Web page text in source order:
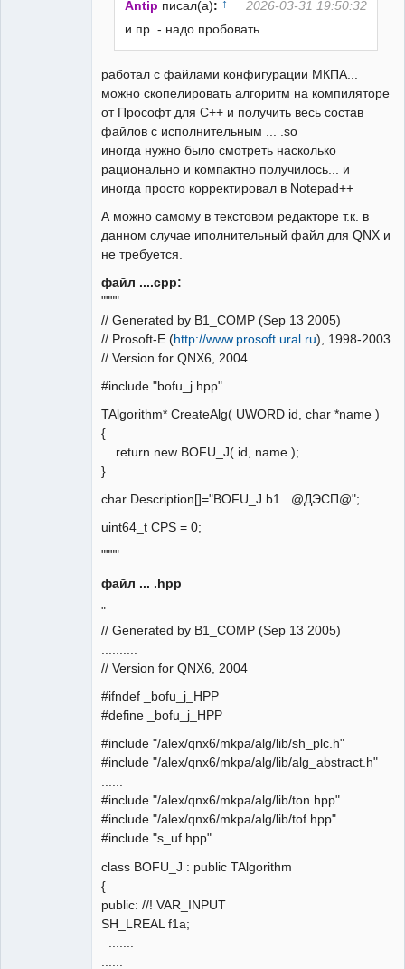
Antip писал(а): ↑
2026-03-31 19:50:32
и пр. - надо пробовать.
работал с файлами конфигурации МКПА...
можно скопелировать алгоритм на компиляторе
от Прософт для С++ и получить весь состав
файлов с исполнительным ... .so
иногда нужно было смотреть насколько
рационально и компактно получилось... и
иногда просто корректировал в Notepad++
А можно самому в текстовом редакторе т.к. в
данном случае иполнительный файл для QNX и
не требуется.
файл ....срр:
""""
// Generated by B1_COMP (Sep 13 2005)
// Prosoft-E (http://www.prosoft.ural.ru), 1998-2003
// Version for QNX6, 2004
#include "bofu_j.hpp"
TAlgorithm* CreateAlg( UWORD id, char *name )
{
return new BOFU_J( id, name );
}
char Description[]="BOFU_J.b1 @ДЭСП@";
uint64_t CPS = 0;
""""
файл ... .hpp
"
// Generated by B1_COMP (Sep 13 2005)
..........
// Version for QNX6, 2004
#ifndef _bofu_j_HPP
#define _bofu_j_HPP
#include "/alex/qnx6/mkpa/alg/lib/sh_plc.h"
#include "/alex/qnx6/mkpa/alg/lib/alg_abstract.h"
......
#include "/alex/qnx6/mkpa/alg/lib/ton.hpp"
#include "/alex/qnx6/mkpa/alg/lib/tof.hpp"
#include "s_uf.hpp"
class BOFU_J : public TAlgorithm
{
public: //! VAR_INPUT
SH_LREAL f1a;